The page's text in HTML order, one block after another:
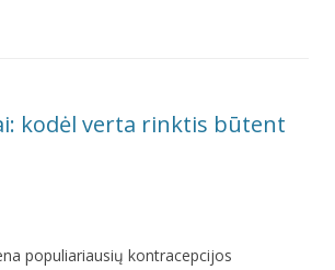
kodėl verta rinktis būtent
populiariausių kontracepcijos